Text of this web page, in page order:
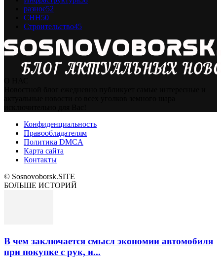
разное52
СНН50
Строительство45
Конфиденциальность
Правообладателям
Политика DMCA
Карта сайта
Контакты
© Sosnovoborsk.SITE
БОЛЬШЕ ИСТОРИЙ
В чем заключается смысл экономии автомобиля
при покупке с рук, и...